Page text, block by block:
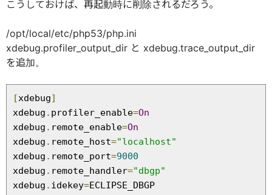
こうしておけば、再起動時に削除されるだろう。
/opt/local/etc/php53/php.ini
xdebug.profiler_output_dir と xdebug.trace_output_dir
を追加。
[xdebug]
xdebug . profiler_enable=On
xdebug . remote_enable=On
xdebug . remote_host="localhost"
xdebug . remote_port=9000
xdebug . remote_handler="dbgp"
xdebug . idekey=ECLIPSE_DBGP